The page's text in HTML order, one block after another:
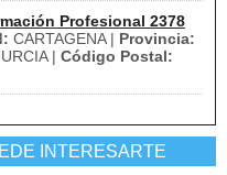
Profesional 2378
CARTAGENA | Provincia:
| Código Postal:
INTERESARTE